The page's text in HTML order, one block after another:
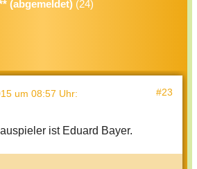
(abgemeldet) (24)
um 08:57 Uhr: #23
ist Eduard Bayer.